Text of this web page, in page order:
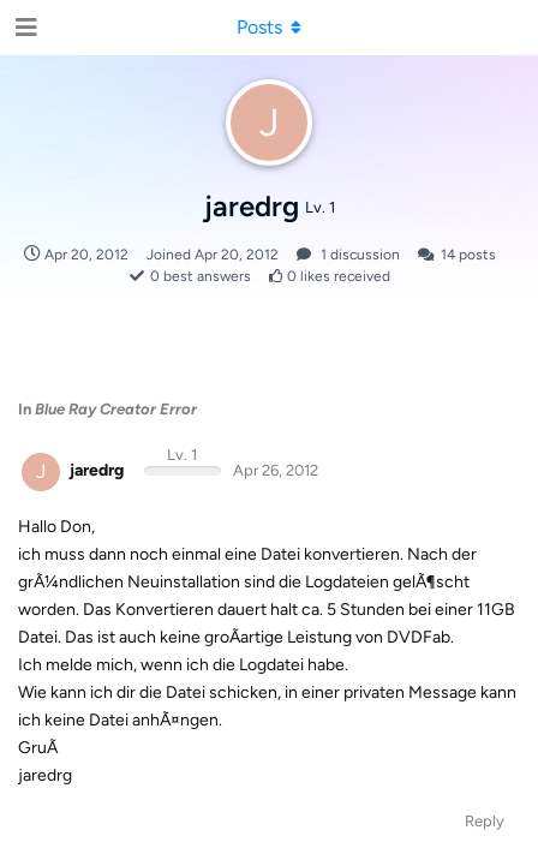
J
jaredrg Lv. 1
Apr 20, 2012 Joined Apr 20, 2012 1 discussion 14 posts
0 best answers 0 likes received
Posts
In Blue Ray Creator Error
J jaredrg
Lv. 1
Apr 26, 2012
Hallo Don,
ich muss dann noch einmal eine Datei konvertieren. Nach der
grÃ¼ndlichen Neuinstallation sind die Logdateien gelÃ¶scht
worden. Das Konvertieren dauert halt ca. 5 Stunden bei einer 11GB
Datei. Das ist auch keine groÃartige Leistung von DVDFab.
Ich melde mich, wenn ich die Logdatei habe.
Wie kann ich dir die Datei schicken, in einer privaten Message kann
ich keine Datei anhÃ¤ngen.
GruÃ
jaredrg
Reply